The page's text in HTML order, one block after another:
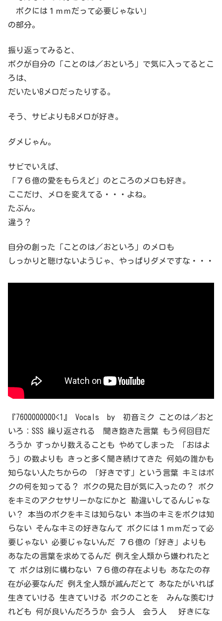
ボクには１ｍｍだって必要じゃない」
の部分。
振り返ってみると、
ボクが自分の「ことのは／おといろ」で気に入ってるとこ
ろは、
だいたいBメロだったりする。
そう、サビよりもBメロが好き。
ダメじゃん。
サビでいえば、
「７６億の愛をもらえど」のところのメロも好き。
ここだけ、メロを変えてる・・・よね。
たぶん。
違う？
自分の創った「ことのは／おといろ」のメロも
しっかりと聴けないようじゃ、やっぱりダメですな・・・
『7600000000<1』 Vocals by 初音ミク ことのは／おと
いろ：SSS 繰り返される 聞き飽きた言葉 もう何回目だ
ろうか すっかり数えることも やめてしまった 「おはよ
う」の数よりも きっと多く聞き続けてきた 何処の誰かも
知らない人たちからの 「好きです」という言葉 キミはボ
クの何を知ってる？ ボクの見た目が気に入ったの？ ボク
をキミのアクセサリーかなにかと 勘違いしてるんじゃな
い？ 本当のボクをキミは知らない 本当のキミをボクは知
らない そんなキミの好きなんて ボクには１ｍｍだって必
要じゃない 必要じゃないんだ ７６億の「好き」よりも
あなたの言葉を求めてるんだ 例え全人類から嫌われたと
て ボクは別に構わない ７６億の存在よりも あなたの存
在が必要なんだ 例え全人類が滅んだとて あなたがいれば
生きていける 生きていける ボクのことを みんな羨むけ
れども 何が良いんだろうか 会う人 会う人 好きにな